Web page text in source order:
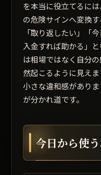
を本当に役立てるに
の危険サインへ変換
「取り返したい」「
入金すれば助かる」
は相場ではなく自分
然起こるように見え
小さな違和感があり
が分かれ道です。
今日から使